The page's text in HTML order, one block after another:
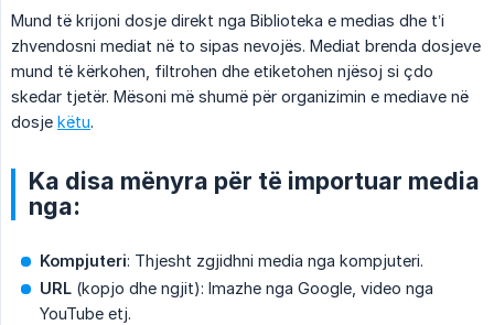
Mund të krijoni dosje direkt nga Biblioteka e medias dhe t’i
zhvendosni mediat në to sipas nevojës. Mediat brenda dosjeve
mund të kërkohen, filtrohen dhe etiketohen njësoj si çdo
skedar tjetër. Mësoni më shumë për organizimin e mediave në
dosje këtu.
Ka disa mënyra për të importuar media
nga:
Kompjuteri: Thjesht zgjidhni media nga kompjuteri.
URL (kopjo dhe ngjit): Imazhe nga Google, video nga
YouTube etj.